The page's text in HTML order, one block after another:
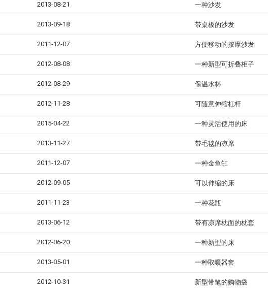
2013-08-21 一种沙发
2013-09-18 带桌板的沙发
2011-12-07 方便移动的按摩沙发
2012-08-08 一种新型可折叠柜子
2012-08-29 保温水杯
2012-11-28 可随意伸缩杠杆
2015-04-22 一种灵活使用的床
2013-11-27 带毛毯的凉席
2011-12-07 一种金鱼缸
2012-09-05 可以伸缩的床
2011-11-23 一种花瓶
2013-06-12 带有凉席枕面的枕套
2012-06-20 一种新型的床
2013-05-01 一种取暖器套
2012-10-31 新型带笔的购物袋